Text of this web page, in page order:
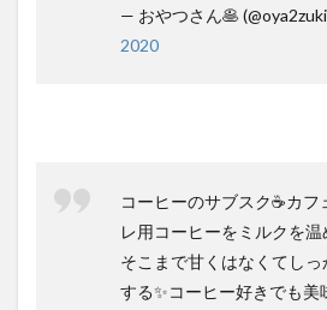
— おやつさん🥞
2020
コーヒーのサブスク☕️カ
レ用コーヒーをミルクを
そこまで甘くはなくてし
する✨コーヒー好きでも美